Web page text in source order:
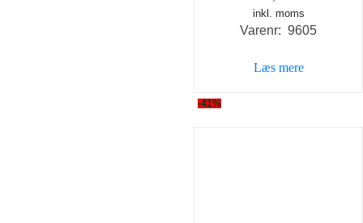
inkl. moms
Varenr: 9605
Læs mere
-41%